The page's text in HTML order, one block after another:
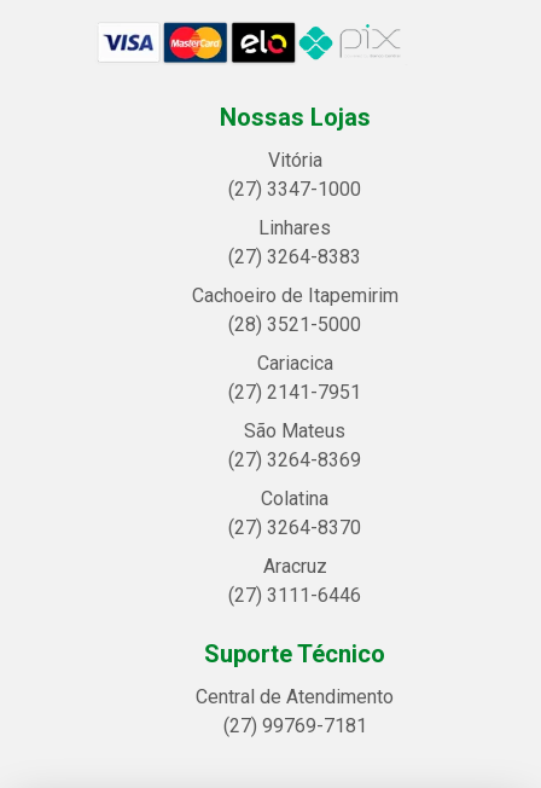
Nossas Lojas
Vitória
(27) 3347-1000
Linhares
(27) 3264-8383
Cachoeiro de Itapemirim
(28) 3521-5000
Cariacica
(27) 2141-7951
São Mateus
(27) 3264-8369
Colatina
(27) 3264-8370
Aracruz
(27) 3111-6446
Suporte Técnico
Central de Atendimento
(27) 99769-7181